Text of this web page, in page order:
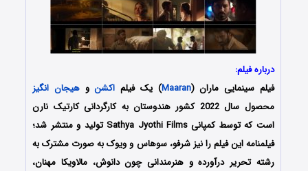
درباره فیلم:
فیلم سینمایی ماران (Maaran) یک فیلم اکشنوهیجان انگیز
محصول سال 2022 کشور هندوستان به کارگردانی کارتیک نارن
است که توسط کمپانی Sathya Jyothi Films تولید و منتشر شد؛
فیلمنامه این فیلم را نیز شرفو، سوهاس و ویوک به صورت مشترک به
رشته تحریر درآورده و هنرمندانی چون دانوش، مالاویکا مهنان،